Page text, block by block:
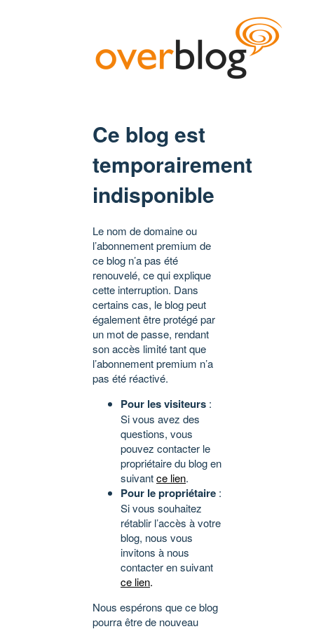
Ce blog est
temporairement
indisponible
Le nom de domaine ou
l’abonnement premium de
ce blog n’a pas été
renouvelé, ce qui explique
cette interruption. Dans
certains cas, le blog peut
également être protégé par
un mot de passe, rendant
son accès limité tant que
l’abonnement premium n’a
pas été réactivé.
Pour les visiteurs :
Si vous avez des
questions, vous
pouvez contacter le
propriétaire du blog en
suivantce lien.
Pour le propriétaire :
Si vous souhaitez
rétablir l’accès à votre
blog, nous vous
invitons à nous
contacter en suivant
ce lien.
Nous espérons que ce blog
pourra être de nouveau